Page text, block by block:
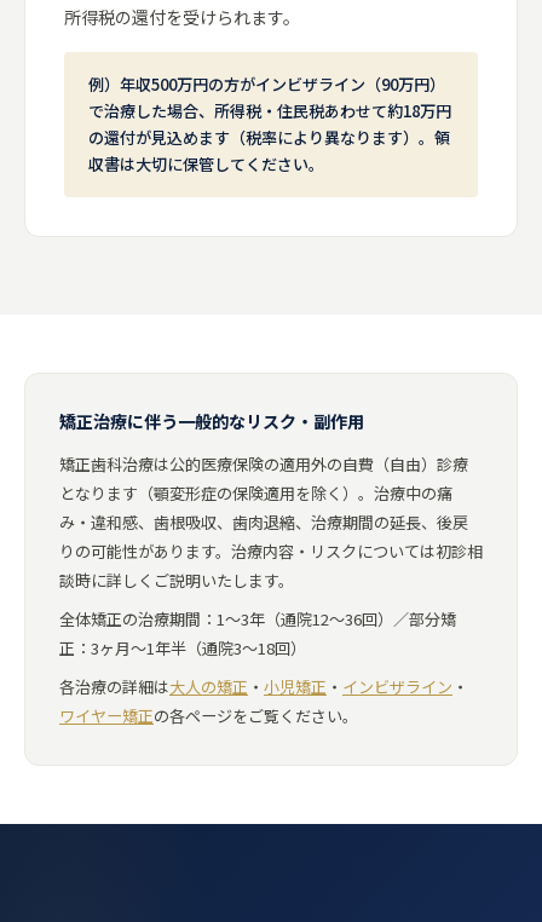
所得税の還付を受けられます。
例）年収500万円の方がインビザライン（90万円）
で治療した場合、所得税・住民税あわせて約18万円
の還付が見込めます（税率により異なります）。領
収書は大切に保管してください。
矯正治療に伴う一般的なリスク・副作用
矯正歯科治療は公的医療保険の適用外の自費（自由）診療
となります（顎変形症の保険適用を除く）。治療中の痛
み・違和感、歯根吸収、歯肉退縮、治療期間の延長、後戻
りの可能性があります。治療内容・リスクについては初診相
談時に詳しくご説明いたします。
全体矯正の治療期間：1〜3年（通院12〜36回）／部分矯
正：3ヶ月〜1年半（通院3〜18回）
各治療の詳細は大人の矯正 ・ 小児矯正 ・ インビザライン ・
ワイヤー矯正の各ページをご覧ください。